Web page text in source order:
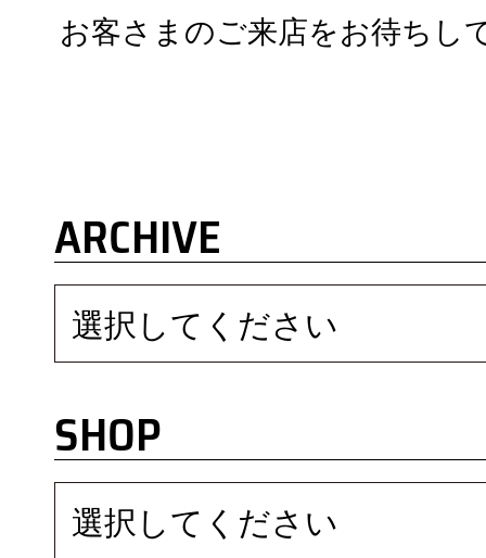
お客さまのご来店をお待ちし
ARCHIVE
選択してください
SHOP
選択してください